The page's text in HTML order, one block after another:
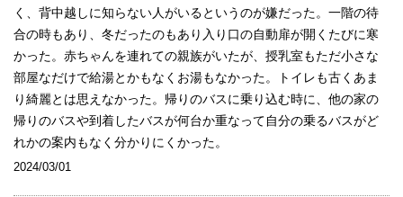
く、背中越しに知らない人がいるというのが嫌だった。一階の待
合の時もあり、冬だったのもあり入り口の自動扉が開くたびに寒
かった。赤ちゃんを連れての親族がいたが、授乳室もただ小さな
部屋なだけで給湯とかもなくお湯もなかった。トイレも古くあま
り綺麗とは思えなかった。帰りのバスに乗り込む時に、他の家の
帰りのバスや到着したバスが何台か重なって自分の乗るバスがど
れかの案内もなく分かりにくかった。
2024/03/01